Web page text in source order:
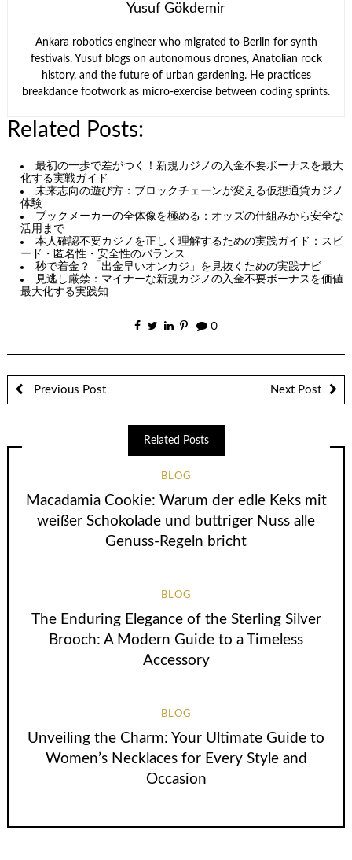
Yusuf Gökdemir
Ankara robotics engineer who migrated to Berlin for synth
festivals. Yusuf blogs on autonomous drones, Anatolian rock
history, and the future of urban gardening. He practices
breakdance footwork as micro-exercise between coding sprints.
Related Posts:
最初の一歩で差がつく！新規カジノの入金不要ボーナスを最大
化する実戦ガイド
未来志向の遊び方：ブロックチェーンが変える仮想通貨カジノ
体験
ブックメーカーの全体像を極める：オッズの仕組みから安全な
活用まで
本人確認不要カジノを正しく理解するための実践ガイド：スピ
ード・匿名性・安全性のバランス
秒で着金？「出金早いオンカジ」を見抜くための実践ナビ
見逃し厳禁：マイナーな新規カジノの入金不要ボーナスを価値
最大化する実践知
0
Previous Post Next Post
Related Posts
BLOG
Macadamia Cookie: Warum der edle Keks mit
weißer Schokolade und buttriger Nuss alle
Genuss-Regeln bricht
BLOG
The Enduring Elegance of the Sterling Silver
Brooch: A Modern Guide to a Timeless
Accessory
BLOG
Unveiling the Charm: Your Ultimate Guide to
Women’s Necklaces for Every Style and
Occasion